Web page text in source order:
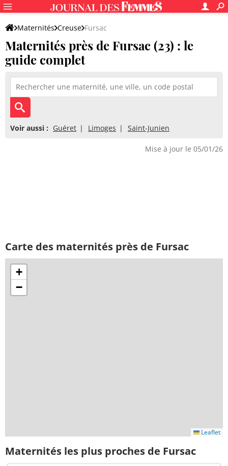
Maternités Creuse Fursac
Maternités près de Fursac (23) : le
guide complet
Voir aussi : Guéret Limoges Saint-Junien
Mise à jour le 05/01/26
Carte des maternités près de Fursac
+
−
Leaflet
Maternités les plus proches de Fursac